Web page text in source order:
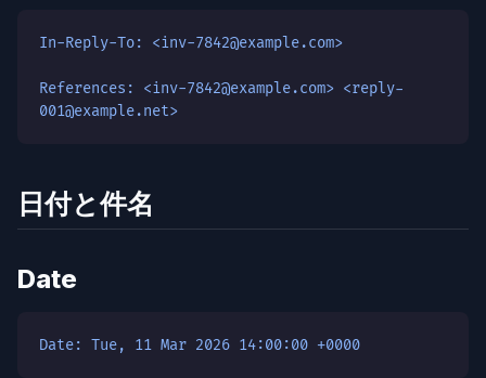
In-Reply-To: <inv-7842@example.com>
References: <inv-7842@example.com> <reply-
001@example.net>
日付と件名
Date
Date: Tue, 11 Mar 2026 14:00:00 +0000